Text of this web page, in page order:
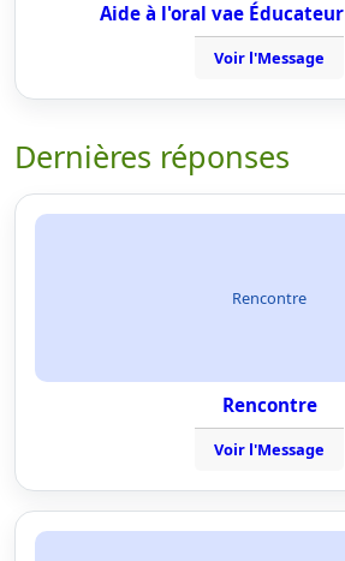
Aide à l'oral vae
Voir l'Message
Dernières réponses
Rencontre
Rencontre
Voir l'Message